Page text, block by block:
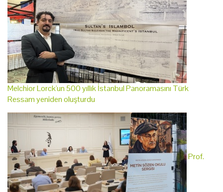
Melchior Lorck'un 500 yıllık İstanbul Panoramasını Türk
Ressam yeniden oluşturdu
Prof.